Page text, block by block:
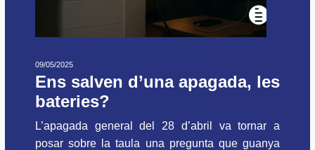
09/05/2025
Ens salven d’una apagada, les
bateries?
L’apagada general del 28 d’abril va tornar a
posar sobre la taula una pregunta que guanya